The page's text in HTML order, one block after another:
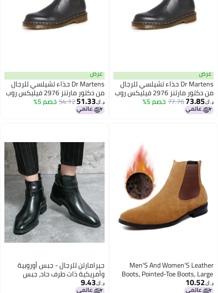
عرض
Dr Martens حذاء تشيلسي للرجال
من دكتور مارتنز 2976 فيليكس روب
أوف، أسود، 8 رجال/9 نساء أمريكي
د.ك‏73.85
77.76خصم 5%
عرض
Dr Martens حذاء تشيلسي للرجال
من دكتور مارتنز 2976 فيليكس روب
أوف، أسود، 4 رجال/5 نساء أمريكي
د.ك‏51.33
54.12خصم 5%
Men'S And Women'S Leather
Boots, Pointed-Toe Boots, Large
Size Couple'S Chelsea Boots, High-
د.ك‏10.52
جيرامارتن للرجال - جبس أوروبية
وأمريكية ذات طرف حاد، جبس
مطاطية جلدا ناعما، جبس دراجات
د.ك‏9.43